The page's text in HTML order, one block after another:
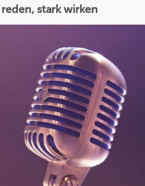
stark wirken